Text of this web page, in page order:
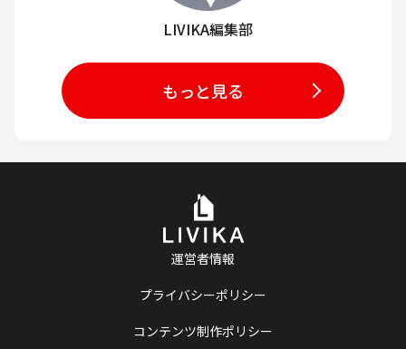
LIVIKA編集部
もっと見る
運営者情報
プライバシーポリシー
コンテンツ制作ポリシー